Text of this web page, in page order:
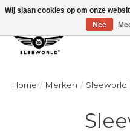
Home / Merken / Sleeworld
Wij slaan cookies op om onze
Nee